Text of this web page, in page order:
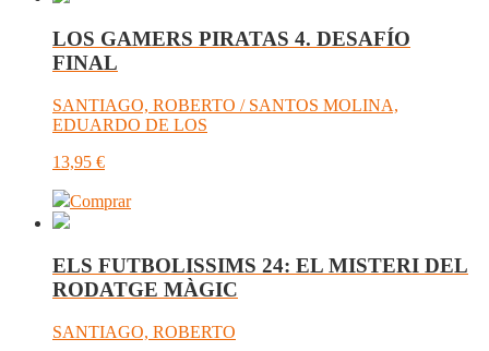
LOS GAMERS PIRATAS 4. DESAFÍO
FINAL
SANTIAGO, ROBERTO / SANTOS MOLINA,
EDUARDO DE LOS
13,95 €
Comprar
ELS FUTBOLISSIMS 24: EL MISTERI DEL
RODATGE MÀGIC
SANTIAGO, ROBERTO